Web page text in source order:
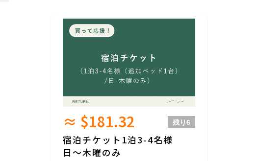
すのであらかじめご了承ください。（重い
荷物などの運搬はスタッフがお手伝いしま
・現地までの交通費はご自身でご負担くだ
*通常料金（1泊2名）：¥30,800（税込）
●お部屋について
・チェックイン：15-18時 /チェックアウ
ト：10時（※18時以降のチェックインはご
相談ください。）
生未満のお子様が大人と同じベッドで添い
寝する場合は人数に含まず、お子様分の宿
泊料金はいただきません）
・部屋サイズ：20.9~25㎡（ダブルベッド or
ツインベッド）
・部屋設備：シャワールーム、独立洗面
所、トイレ、チェア、ローテーブル、エア
≈ $181.32 残り6
宿泊チケット1泊3-4名様
日〜木曜のみ